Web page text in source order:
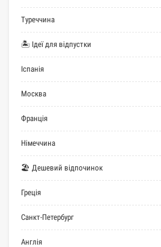
Туреччина
🏝 Ідеї для відпустки
Іспанія
Москва
Франція
Німеччина
🏖 Дешевий відпочинок
Греція
Санкт-Петербург
Англія